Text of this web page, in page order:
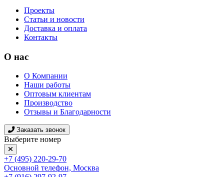
Проекты
Статьи и новости
Доставка и оплата
Контакты
О нас
О Компании
Наши работы
Оптовым клиентам
Производство
Отзывы и Благодарности
Заказать звонок
Выберите номер
+7 (495) 220-29-70
Основной телефон, Москва